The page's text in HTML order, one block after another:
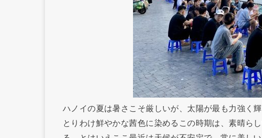
ハノイの夏は暑さこそ厳しいが、太陽が最も力強く
とりわけ鮮やかな茜色に染めるこの時期は、素晴ら